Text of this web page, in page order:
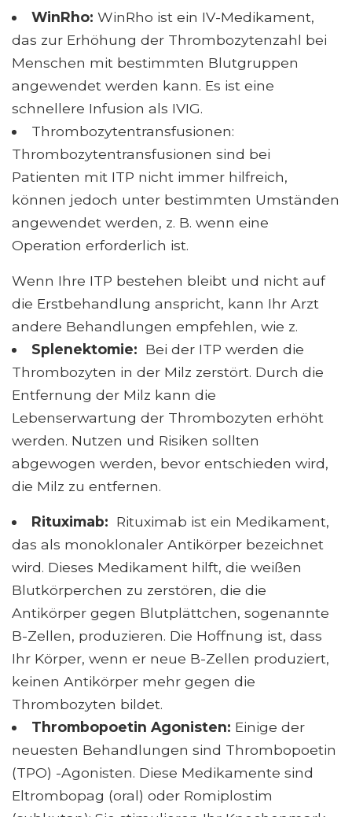
WinRho: WinRho ist ein IV-Medikament,
das zur Erhöhung der Thrombozytenzahl bei
Menschen mit bestimmten Blutgruppen
angewendet werden kann. Es ist eine
schnellere Infusion als IVIG.
Thrombozytentransfusionen:
Thrombozytentransfusionen sind bei
Patienten mit ITP nicht immer hilfreich,
können jedoch unter bestimmten Umständen
angewendet werden, z. B. wenn eine
Operation erforderlich ist.
Wenn Ihre ITP bestehen bleibt und nicht auf
die Erstbehandlung anspricht, kann Ihr Arzt
andere Behandlungen empfehlen, wie z.
Splenektomie: Bei der ITP werden die
Thrombozyten in der Milz zerstört. Durch die
Entfernung der Milz kann die
Lebenserwartung der Thrombozyten erhöht
werden. Nutzen und Risiken sollten
abgewogen werden, bevor entschieden wird,
die Milz zu entfernen.
Rituximab: Rituximab ist ein Medikament,
das als monoklonaler Antikörper bezeichnet
wird. Dieses Medikament hilft, die weißen
Blutkörperchen zu zerstören, die die
Antikörper gegen Blutplättchen, sogenannte
B-Zellen, produzieren. Die Hoffnung ist, dass
Ihr Körper, wenn er neue B-Zellen produziert,
keinen Antikörper mehr gegen die
Thrombozyten bildet.
Thrombopoetin Agonisten: Einige der
neuesten Behandlungen sind Thrombopoetin
(TPO) -Agonisten. Diese Medikamente sind
Eltrombopag (oral) oder Romiplostim